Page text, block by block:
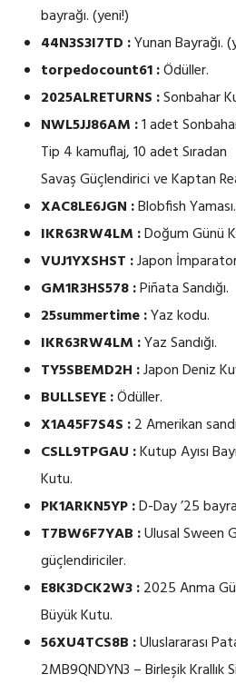
bayrağı. (yeni!)
44N3S3I7TD :Yunan Bayrağı.
torpedocount61 :Ödüller.
2025ALRETURNS :Sonbahar
NWL5JJ86AM :1 adet
Tip 4 kamuflaj, 10 adet Sıradan
Savaş Güçlendirici ve Kaptan
XAC8LE6JGN :Blobfish Yaması.
IKR63RW4LM :Doğum Günü
VUJ1YXSHST :Japon
GM1R3HS578 :Piñata Sandığı.
25summertime :Yaz kodu.
IKR63RW4LM :Yaz Sandığı.
TY5SBEMD2H :Japon Deniz
BULLSEYE :Ödüller.
X1A45F7S4S :2 Amerikan
CSLL9TPGAU :Kutup Ayısı
Kutu.
PK1ARKN5YP :D-Day ’25
T7BW6F7YAB :Ulusal Sween
güçlendiriciler.
E8K3DCK2W3 :2025 Anma
Büyük Kutu.
56XU4TCS8B :Uluslararası
2MB9QNDYN3 – Birleşik Krallık